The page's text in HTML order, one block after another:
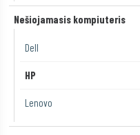
Nešiojamasis kompiuteris
Dell
HP
Lenovo